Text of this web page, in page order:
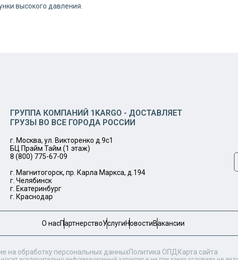
высокого давления.
ГРУППА КОМПАНИЙ 1KARGO - ДОСТАВЛЯЕТ
ГРУЗЫ ВО ВСЕ ГОРОДА РОССИИ
г. Москва, ул. Викторенко д.9с1
БЦ Прайм Тайм (1 этаж)
8 (800) 775-67-09
г. Магнитогорск, пр. Карла Маркса, д.194
г. Челябинск
г. Екатеринбург
г. Краснодар
О насПартнерствоУслугиНовостиВакансии
на обработку персональных данныхПолитика ОПД Карта сайта